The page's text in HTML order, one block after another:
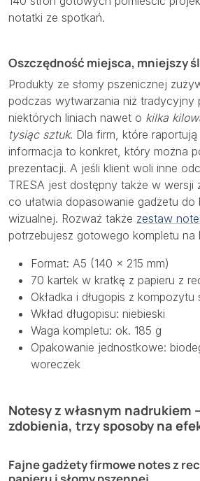
notatki ze spotkań.
Oszczędność miejsca, mniejszy
Produkty ze słomy pszenicznej
podczas wytwarzania niż tradycyjny
niektórych liniach nawet o kilka
tysiąc sztuk. Dla firm, które raportują
informacja to konkret, który można
prezentacji. A jeśli klient woli inne
TRESA jest dostępny także w wersji
co ułatwia dopasowanie gadżetu
wizualnej. Rozważ także zestaw
potrzebujesz gotowego kompletu na
Format: A5 (140 × 215 mm)
70 kartek w kratkę z papieru z
Okładka i długopis z kompozytu
Wkład długopisu: niebieski
Waga kompletu: ok. 185 g
Opakowanie jednostkowe:
woreczek
Notesy z własnym nadrukiem
zdobienia, trzy sposoby na
Fajne gadżety firmowe notes z